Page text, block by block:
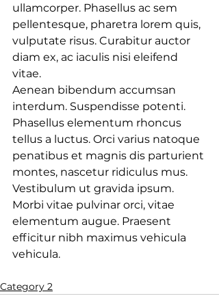
ullamcorper. Phasellus ac sem
pellentesque, pharetra lorem quis,
vulputate risus. Curabitur auctor
diam ex, ac iaculis nisi eleifend
vitae.
Aenean bibendum accumsan
interdum. Suspendisse potenti.
Phasellus elementum rhoncus
tellus a luctus. Orci varius natoque
penatibus et magnis dis parturient
montes, nascetur ridiculus mus.
Vestibulum ut gravida ipsum.
Morbi vitae pulvinar orci, vitae
elementum augue. Praesent
efficitur nibh maximus vehicula
vehicula.
Category 2